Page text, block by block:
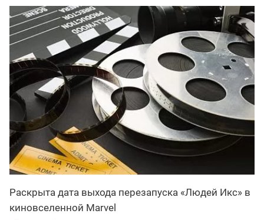
Раскрыта дата выхода перезапуска «Людей Икс» в
киновселенной Marvel